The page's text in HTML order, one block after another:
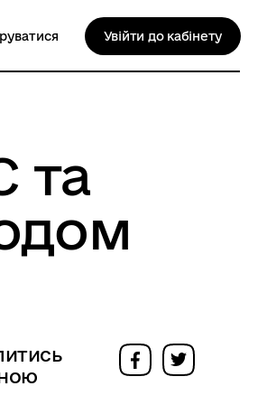
Увійти до кабінету
та